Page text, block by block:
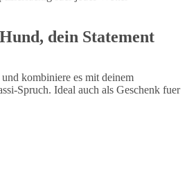
dein Statement
kombiniere es mit deinem
Spruch. Ideal auch als Geschenk fuer